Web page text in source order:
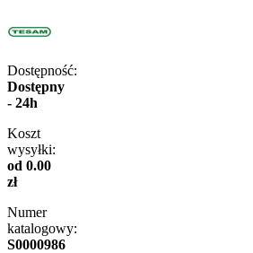
Dostępność:
Dostępny
- 24h
Koszt
wysyłki:
od 0.00
zł
Numer
katalogowy:
S0000986